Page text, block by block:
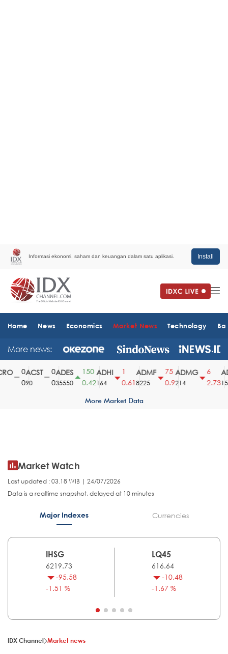
Informasi ekonomi, saham dan keuangan dalam satu aplikasi. Install
Home News Economics Market News Technology
More news:
ACST
90
ADES
35550
150
0.42
ADHI
164
0.61
ADMF
8225
75
0.9
ADMG
214
2.73
More Market Data
Market Watch
Last updated : 03.18 WIB | 24/07/2026
Data is a realtime snapshot, delayed at 10 minutes
Major Indexes Currencies
IHSG
6219.73
-95.58
-1.51 %
LQ45
616.64
-10.48
-1.67 %
IDX Channel Market news